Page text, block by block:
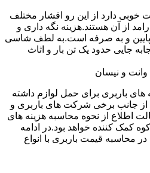
خوبی دارد از این رو اقشار مختلف
از آن هستند.هزینه نگه داری و
پایین و به صرفه است.به لطف شاسی
جایی حدود یک تن بار و اثاث
وانت و نیسان
های باربری برای حمل لوازم داشته
از جانب برخی شرکت های باربری و
اطلاع از نحوه محاسبه هزینه های
کمک کننده خواهد بود.در ادامه
محاسبه قیمت باربری با انواع